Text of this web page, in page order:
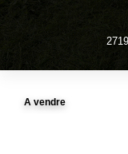
2719
A vendre